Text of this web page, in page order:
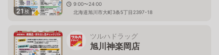
21枚
9:00〜24:00
北海道旭川市大町3条5丁目2397-18
ツルハドラッグ
旭川神楽岡店